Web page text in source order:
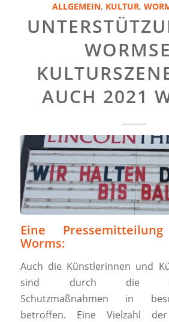
ALLGEMEIN, KULTUR,
AUCH 2021
Eine
Worms:
Auch die Künstlerinnen und
sind durch die
Schutzmaßnahmen in
betroffen. Eine Vielzahl der